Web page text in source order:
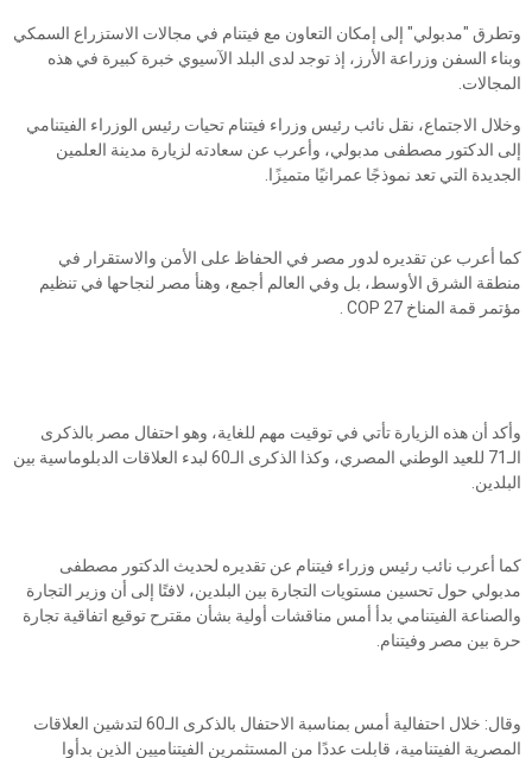
وتطرق "مدبولي" إلى إمكان التعاون مع فيتنام في مجالات الاستزراع السمكي
وبناء السفن وزراعة الأرز، إذ توجد لدى البلد الآسيوي خبرة كبيرة في هذه
المجالات.
وخلال الاجتماع، نقل نائب رئيس وزراء فيتنام تحيات رئيس الوزراء الفيتنامي
إلى الدكتور مصطفى مدبولي، وأعرب عن سعادته لزيارة مدينة العلمين
الجديدة التي تعد نموذجًا عمرانيًا متميزًا.
كما أعرب عن تقديره لدور مصر في الحفاظ على الأمن والاستقرار في
منطقة الشرق الأوسط، بل وفي العالم أجمع، وهنأ مصر لنجاحها في تنظيم
مؤتمر قمة المناخ COP 27 .
وأكد أن هذه الزيارة تأتي في توقيت مهم للغاية، وهو احتفال مصر بالذكرى
الـ71 للعيد الوطني المصري، وكذا الذكرى الـ60 لبدء العلاقات الدبلوماسية بين
البلدين.
كما أعرب نائب رئيس وزراء فيتنام عن تقديره لحديث الدكتور مصطفى
مدبولي حول تحسين مستويات التجارة بين البلدين، لافتًا إلى أن وزير التجارة
والصناعة الفيتنامي بدأ أمس مناقشات أولية بشأن مقترح توقيع اتفاقية تجارة
حرة بين مصر وفيتنام.
وقال: خلال احتفالية أمس بمناسبة الاحتفال بالذكرى الـ60 لتدشين العلاقات
المصرية الفيتنامية، قابلت عددًا من المستثمرين الفيتناميين الذين بدأوا